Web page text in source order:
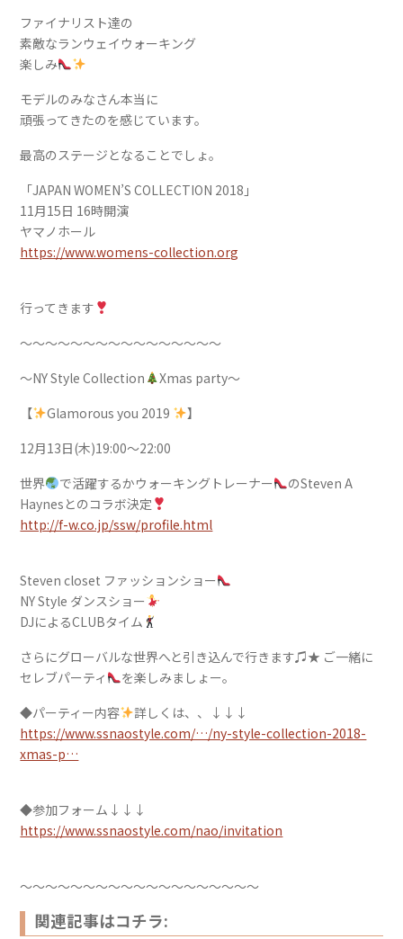
ファイナリスト達の
素敵なランウェイウォーキング
楽しみ
モデルのみなさん本当に
頑張ってきたのを感じています。
最高のステージとなることでしょ。
「JAPAN WOMEN’S COLLECTION 2018」
11月15日 16時開演
ヤマノホール
https://www.womens-collection.org
行ってきます
〜〜〜〜〜〜〜〜〜〜〜〜〜〜〜〜
〜NY Style Collection
Xmas party〜
【
Glamorous you 2019
】
12月13日(木)19:00〜22:00
世界
で活躍するかウォーキングトレーナー
のSteven A
Haynesとのコラボ決定
http://f-w.co.jp/ssw/profile.html
Steven closet ファッションショー
NY Style ダンスショー
DJによるCLUBタイム
さらにグローバルな世界へと引き込んで行きます♫★ ご一緒に
セレブパーティ
を楽しみましょー。
◆パーティー内容
詳しくは、、↓↓↓
https://www.ssnaostyle.com/…/ny-style-collection-2018-
xmas-p…
◆参加フォーム↓↓↓
https://www.ssnaostyle.com/nao/invitation
〜〜〜〜〜〜〜〜〜〜〜〜〜〜〜〜〜〜〜
関連記事はコチラ: